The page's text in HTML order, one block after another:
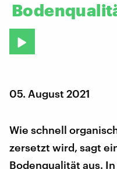
05. August 2021
Wie schnell
zersetzt wird, sagt
Bodenqualität aus.